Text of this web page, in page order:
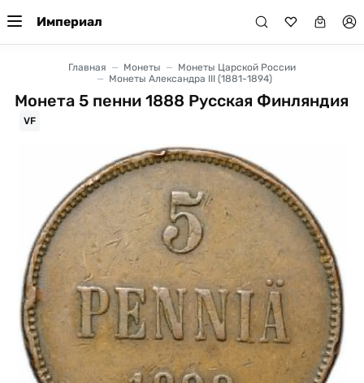
Империал
Главная Монеты
Монеты Царской России
Монеты Александра III (1881-1894)
Монета 5 пенни 1888 Русская Финляндия
VF